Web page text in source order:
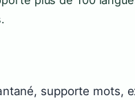
supporte mots,